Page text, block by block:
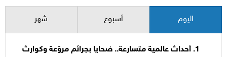
اليوم أسبوع شهر
أحداث عالمية متسارعة.. ضحايا بجرائم مروّعة وكوارث